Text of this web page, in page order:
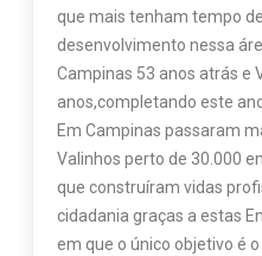
que mais tenham tempo
desenvolvimento nessa
Campinas 53 anos atrás e
anos,completando este
Em Campinas passaram
Valinhos perto de 30.000
que construíram vidas
cidadania graças a estas
em que o único objetivo é